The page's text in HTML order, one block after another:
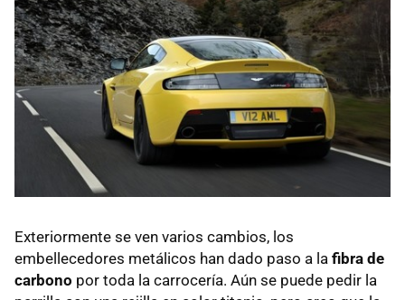
Exteriormente se ven varios cambios, los
embellecedores metálicos han dado paso a la fibra de
carbono por toda la carrocería. Aún se puede pedir la